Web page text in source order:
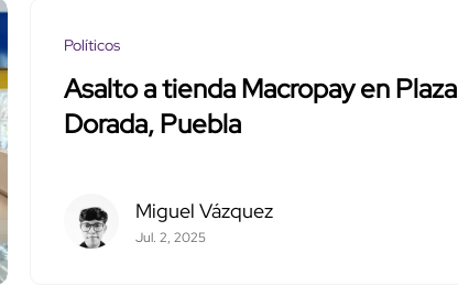
Políticos
Asalto a tienda Macropay en Plaza
Dorada, Puebla
Miguel Vázquez
Jul. 2, 2025